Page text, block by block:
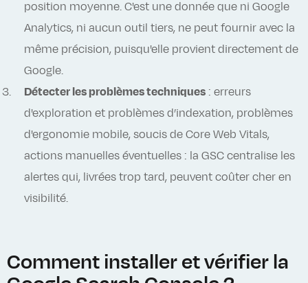
position moyenne. C'est une donnée que ni Google
Analytics, ni aucun outil tiers, ne peut fournir avec la
même précision, puisqu'elle provient directement de
Google.
Détecter les problèmes techniques : erreurs
d'exploration et problèmes d’indexation, problèmes
d'ergonomie mobile, soucis de Core Web Vitals,
actions manuelles éventuelles : la GSC centralise les
alertes qui, livrées trop tard, peuvent coûter cher en
visibilité.
Comment installer et vérifier la